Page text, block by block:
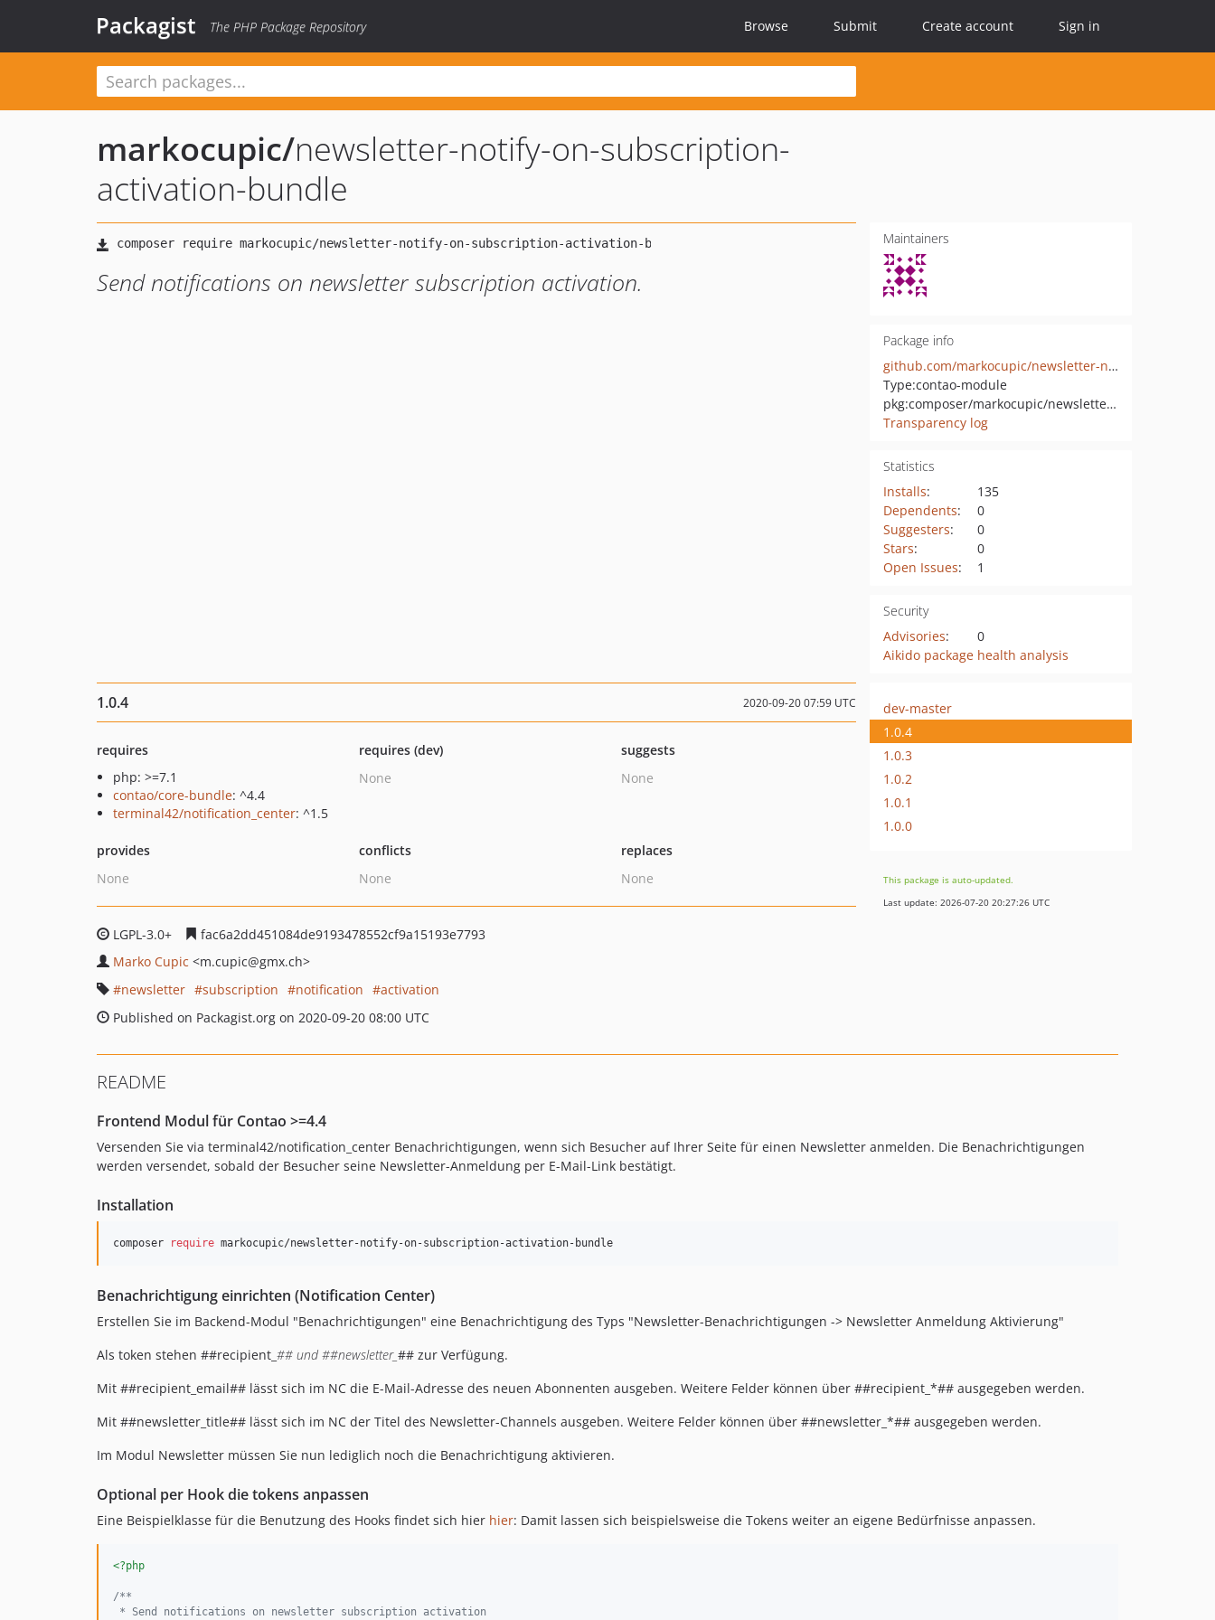
Packagist The PHP Package Repository Browse Submit Create account Sign in
markocupic/newsletter-notify-on-subscription-
activation-bundle
Send notifications on newsletter subscription activation.
Maintainers
Package info
github.com/markocupic/newsletter-notify-on-subscription-activation-bundle
Type:contao-module
pkg:composer/markocupic/newsletter-notify-on-subscription-activation-bundle
Transparency log
Statistics
Installs:
135
Dependents:
0
Suggesters:
0
Stars:
0
Open Issues: 1
Security
Advisories:
0
Aikido package health analysis
1.0.4 2020-09-20 07:59 UTC
requires
php: >=7.1
contao/core-bundle: ^4.4
terminal42/notification_center: ^1.5
requires (dev)
None
suggests
None
provides
None
conflicts
None
replaces
None
LGPL-3.0+
fac6a2dd451084de9193478552cf9a15193e7793
Marko Cupic <m.cupic@gmx.ch>
newsletter
subscription notification
activation
Published on Packagist.org on 2020-09-20 08:00 UTC
dev-master
1.0.4
1.0.3
1.0.2
1.0.1
1.0.0
This package is auto-updated.
Last update: 2026-07-20 20:27:26 UTC
README
Frontend Modul für Contao >=4.4
Versenden Sie via terminal42/notification_center Benachrichtigungen, wenn sich Besucher auf Ihrer Seite für einen Newsletter anmelden. Die Benachrichtigungen
werden versendet, sobald der Besucher seine Newsletter-Anmeldung per E-Mail-Link bestätigt.
Installation
composer require markocupic/newsletter-notify-on-subscription-activation-bundle
Benachrichtigung einrichten (Notification Center)
Erstellen Sie im Backend-Modul "Benachrichtigungen" eine Benachrichtigung des Typs "Newsletter-Benachrichtigungen -> Newsletter Anmeldung Aktivierung"
Als token stehen ##recipient_ ## und ##newsletter_ ## zur Verfügung.
Mit ##recipient_email## lässt sich im NC die E-Mail-Adresse des neuen Abonnenten ausgeben. Weitere Felder können über ##recipient_*## ausgegeben werden.
Mit ##newsletter_title## lässt sich im NC der Titel des Newsletter-Channels ausgeben. Weitere Felder können über ##newsletter_*## ausgegeben werden.
Im Modul Newsletter müssen Sie nun lediglich noch die Benachrichtigung aktivieren.
Optional per Hook die tokens anpassen
Eine Beispielklasse für die Benutzung des Hooks findet sich hier hier: Damit lassen sich beispielsweise die Tokens weiter an eigene Bedürfnisse anpassen.
<?php
/**
* Send notifications on newsletter subscription activation